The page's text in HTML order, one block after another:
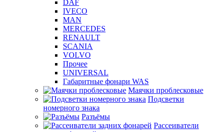
DAF
IVECO
MAN
MERCEDES
RENAULT
SCANIA
VOLVO
Прочее
UNIVERSAL
Габаритные фонари WAS
Маячки проблесковые
Подсветки
номерного знака
Разъёмы
Рассеиватели